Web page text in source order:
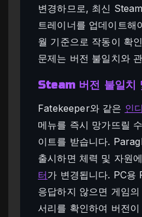
변경하므로, 최신
트레이너를 업데이트해
월 기준으로 작동이 확
문제는 버전 불일치와
Steam 버전 불일치
Fatekeeper와 같은 인
메뉴를 즉시 망가뜨릴
이트를 받습니다.
출시하면 체력 및 자원
터가 변경됩니다. PC
응답하지 않으면 게임
서리를 확인하여 버전